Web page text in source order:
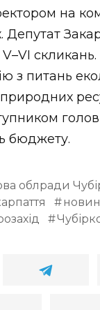
на
Депутат
з питань
бюджету.
облради